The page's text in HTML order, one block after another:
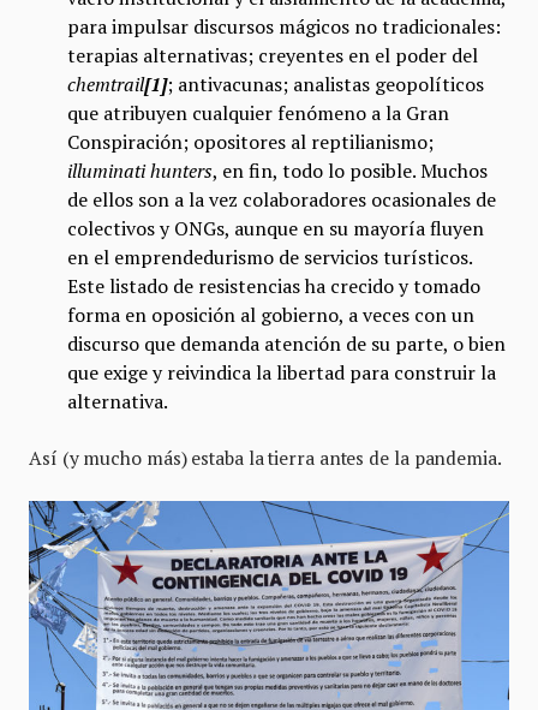
para impulsar discursos mágicos no tradicionales:
terapias alternativas; creyentes en el poder del
chemtrail[1]; antivacunas; analistas geopolíticos
que atribuyen cualquier fenómeno a la Gran
Conspiración; opositores al reptilianismo;
illuminati hunters, en fin, todo lo posible. Muchos
de ellos son a la vez colaboradores ocasionales de
colectivos y ONGs, aunque en su mayoría fluyen
en el emprendedurismo de servicios turísticos.
Este listado de resistencias ha crecido y tomado
forma en oposición al gobierno, a veces con un
discurso que demanda atención de su parte, o bien
que exige y reivindica la libertad para construir la
alternativa.
Así (y mucho más) estaba la tierra antes de la pandemia.